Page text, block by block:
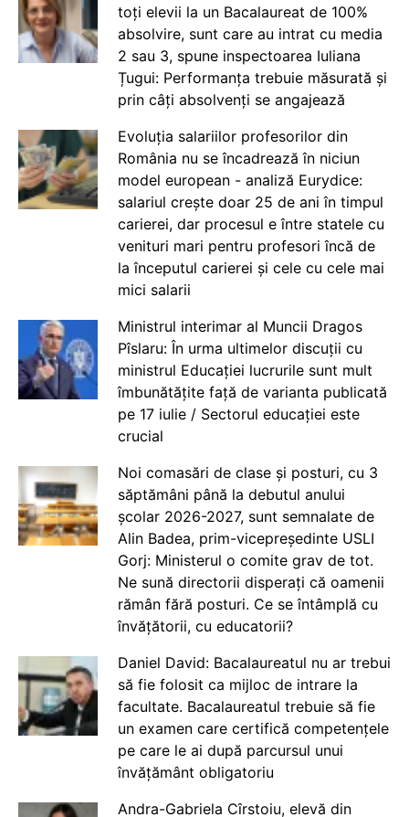
toți elevii la un Bacalaureat de 100%
absolvire, sunt care au intrat cu media
2 sau 3, spune inspectoarea Iuliana
Țugui: Performanța trebuie măsurată și
prin câți absolvenți se angajează
Evoluția salariilor profesorilor din
România nu se încadrează în niciun
model european - analiză Eurydice:
salariul crește doar 25 de ani în timpul
carierei, dar procesul e între statele cu
venituri mari pentru profesori încă de
la începutul carierei și cele cu cele mai
mici salarii
Ministrul interimar al Muncii Dragos
Pîslaru: În urma ultimelor discuții cu
ministrul Educației lucrurile sunt mult
îmbunătățite față de varianta publicată
pe 17 iulie / Sectorul educației este
crucial
Noi comasări de clase și posturi, cu 3
săptămâni până la debutul anului
școlar 2026-2027, sunt semnalate de
Alin Badea, prim-vicepreședinte USLI
Gorj: Ministerul o comite grav de tot.
Ne sună directorii disperați că oamenii
rămân fără posturi. Ce se întâmplă cu
învățătorii, cu educatorii?
Daniel David: Bacalaureatul nu ar trebui
să fie folosit ca mijloc de intrare la
facultate. Bacalaureatul trebuie să fie
un examen care certifică competențele
pe care le ai după parcursul unui
învățământ obligatoriu
Andra-Gabriela Cîrstoiu, elevă din